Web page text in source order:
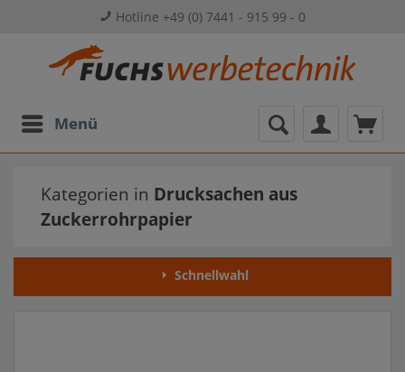
Hotline +49 (0) 7441 - 915 99 - 0
Menü
Kategorien in Drucksachen aus
Zuckerrohrpapier
Schnellwahl